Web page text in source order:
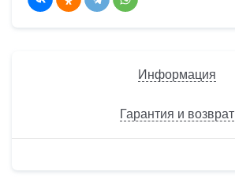
Информация
Гарантия и возврат